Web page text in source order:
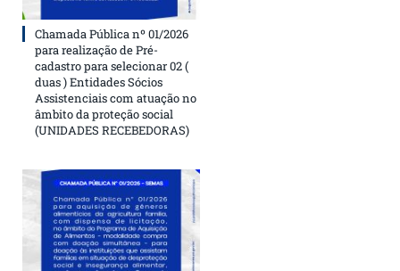
Chamada Pública nº 01/2026
para realização de Pré-
cadastro para selecionar 02 (
duas ) Entidades Sócios
Assistenciais com atuação no
âmbito da proteção social
(UNIDADES RECEBEDORAS)